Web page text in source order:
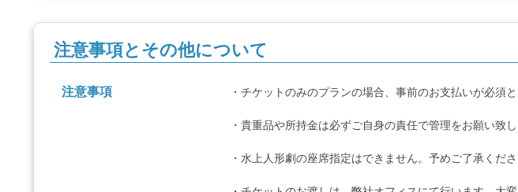
注意事項とその他について
注意事項 ・チケットのみのプランの場合、事前のお支払いが必須
・貴重品や所持金は必ずご自身の責任で管理をお願い致
・水上人形劇の座席指定はできません。予めご了承くださ